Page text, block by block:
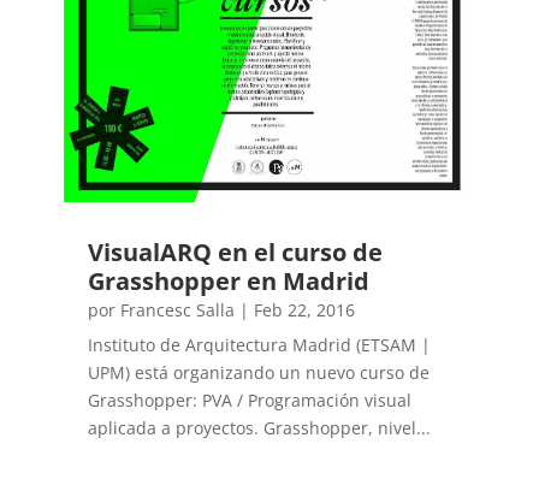
VisualARQ en el curso de
Grasshopper en Madrid
por Francesc Salla | Feb 22, 2016
Instituto de Arquitectura Madrid (ETSAM |
UPM) está organizando un nuevo curso de
Grasshopper: PVA / Programación visual
aplicada a proyectos. Grasshopper, nivel...